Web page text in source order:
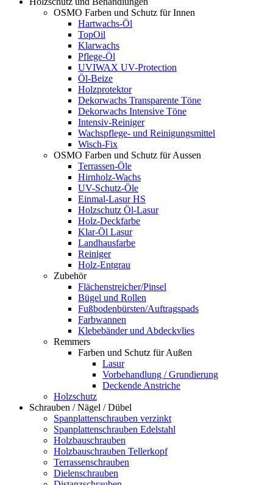
OSMO Farben und Schutz für Innen
Hartwachs-Öl
TopOil
Klarwachs
Pflege-Öl
UVIWAX UV-Protection
Öl-Beize
Holzprotektor
Dekorwachs Transparente Töne
Dekorwachs Intensive Töne
Intensiv-Reiniger
Wachspflege- und Reinigungsmittel
Wisch-Fix
OSMO Farben und Schutz für Aussen
Terrassen-Öle
Hirnholz-Wachs
UV-Schutz-Öle
Einmal-Lasur HS
Holzschutz Öl-Lasur
Holz-Deckfarbe
Klar-Öl Lasur
Landhausfarbe
Reiniger
Holz-Entgrau
Zubehör
Flächenstreicher/Pinsel
Bügel und Rollen
Fußbodenbürsten/Auftragspads
Farbwannen
Klebebänder und Abdeckvlies
Remmers
Farben und Schutz für Außen
Lasur
Vorbehandlung / Grundierung
Deckende Anstriche
Holzschutz
Schrauben / Nägel / Dübel
Spanplattenschrauben verzinkt
Spanplattenschrauben Edelstahl
Holzbauschrauben
Holzbauschrauben Tellerkopf
Terrassenschrauben
Dielenschrauben